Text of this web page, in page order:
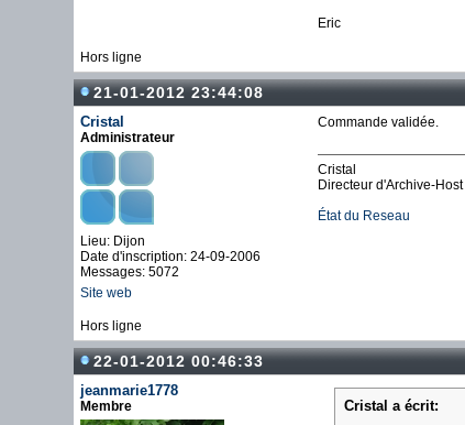
Eric
Hors ligne
21-01-2012 23:44:08
Cristal
Administrateur
Lieu: Dijon
Date d'inscription: 24-09-2006
Messages: 5072
Site web
Commande validée.
Cristal
Directeur d'Archive-Host
État du Reseau
Hors ligne
22-01-2012 00:46:33
jeanmarie1778
Membre Cristal a écrit: